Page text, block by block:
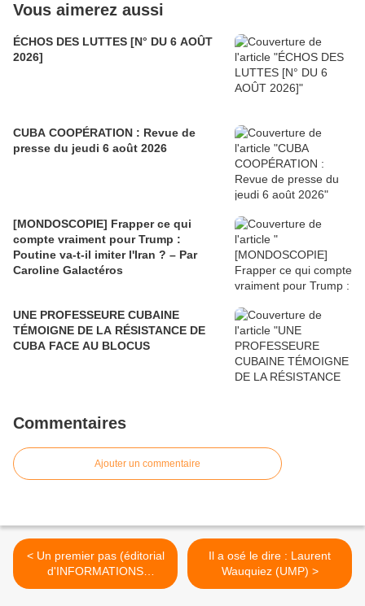
Vous aimerez aussi
ÉCHOS DES LUTTES [N° DU 6 AOÛT
2026]
CUBA COOPÉRATION : Revue de
presse du jeudi 6 août 2026
[MONDOSCOPIE] Frapper ce qui
compte vraiment pour Trump :
Poutine va-t-il imiter l'Iran ? – Par
Caroline Galactéros
UNE PROFESSEURE CUBAINE
TÉMOIGNE DE LA RÉSISTANCE DE
CUBA FACE AU BLOCUS
Commentaires
Ajouter un commentaire
< Un premier pas (éditorial
d'INFORMATIONS
OUVRIERES)
Il a osé le dire : Laurent
Wauquiez (UMP) >